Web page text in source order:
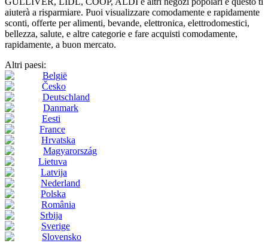
aiuterà a risparmiare. Puoi visualizzare comodamente e rapidamente
sconti, offerte per alimenti, bevande, elettronica, elettrodomestici,
bellezza, salute, e altre categorie e fare acquisti comodamente,
rapidamente, a buon mercato.
Altri paesi:
België
Česko
Deutschland
Danmark
Eesti
France
Hrvatska
Magyarország
Lietuva
Latvija
Nederland
Polska
România
Srbija
Sverige
Slovensko